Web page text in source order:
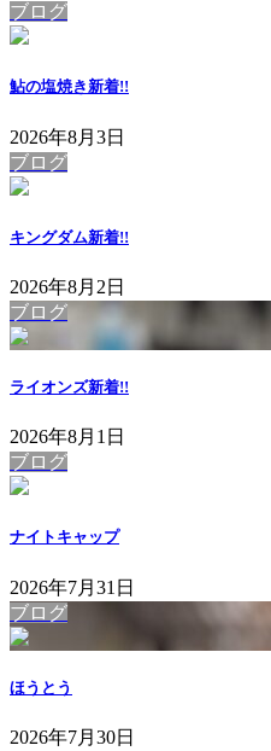
ブログ
鮎の塩焼き新着!!
2026年8月3日
ブログ
キングダム新着!!
2026年8月2日
ブログ
ライオンズ新着!!
2026年8月1日
ブログ
ナイトキャップ
2026年7月31日
ブログ
ほうとう
2026年7月30日